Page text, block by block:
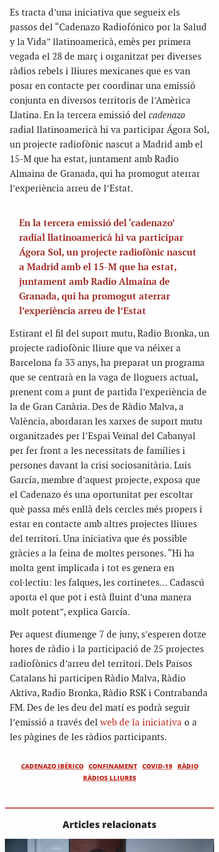
Es tracta d’una iniciativa que segueix els
passos del “Cadenazo Radiofónico por la Salud
y la Vida” llatinoamericà, emès per primera
vegada el 28 de març i organitzat per diverses
ràdios rebels i lliures mexicanes que es van
posar en contacte per coordinar una emissió
conjunta en diversos territoris de l’Amèrica
Llatina. En la tercera emissió del cadenazo
radial llatinoamericà hi va participar Ágora Sol,
un projecte radiofònic nascut a Madrid amb el
15-M que ha estat, juntament amb Radio
Almaina de Granada, qui ha promogut aterrar
l’experiència arreu de l’Estat.
En la tercera emissió del ‘cadenazo’
radial llatinoamericà hi va participar
Ágora Sol, un projecte radiofònic nascut
a Madrid amb el 15-M que ha estat,
juntament amb Radio Almaina de
Granada, qui ha promogut aterrar
l’experiència arreu de l’Estat
Estirant el fil del suport mutu, Radio Bronka, un
projecte radiofònic lliure que va néixer a
Barcelona fa 33 anys, ha preparat un programa
que se centrarà en la vaga de lloguers actual,
prenent com a punt de partida l’experiència de
la de Gran Canària. Des de Ràdio Malva, a
València, abordaran les xarxes de suport mutu
organitzades per l’Espai Veïnal del Cabanyal
per fer front a les necessitats de famílies i
persones davant la crisi sociosanitària. Luis
García, membre d’aquest projecte, exposa que
el Cadenazo és una oportunitat per escoltar
què passa més enllà dels cercles més propers i
estar en contacte amb altres projectes lliures
del territori. Una iniciativa que és possible
gràcies a la feina de moltes persones. “Hi ha
molta gent implicada i tot es genera en
col·lectiu: les falques, les cortinetes… Cadascú
aporta el que pot i està fluint d’una manera
molt potent”, explica García.
Per aquest diumenge 7 de juny, s’esperen dotze
hores de ràdio i la participació de 25 projectes
radiofònics d’arreu del territori. Dels Països
Catalans hi participen Ràdio Malva, Ràdio
Aktiva, Radio Bronka, Ràdio RSK i Contrabanda
FM. Des de les deu del matí es podrà seguir
l’emissió a través del web de la iniciativa o a
les pàgines de les ràdios participants.
CADENAZO IBÉRICO CONFINAMENT COVID-19
RÀDIO
RÀDIOS LLIURES
Articles relacionats